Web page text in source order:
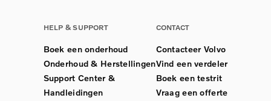
HELP & SUPPORT
Boek een onderhoud
Onderhoud & Herstellingen
Support Center &
Handleidingen
CONTACT
Contacteer Volvo
Vind een verdeler
Boek een testrit
Vraag een offerte